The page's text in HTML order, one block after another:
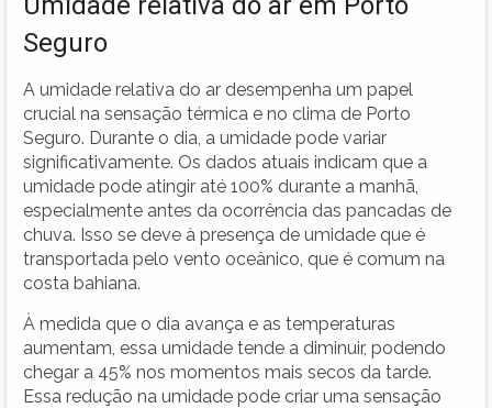
Seguro
A umidade relativa do ar desempenha um papel
crucial na sensação térmica e no clima de Porto
Seguro. Durante o dia, a umidade pode variar
significativamente. Os dados atuais indicam que a
umidade pode atingir até 100% durante a manhã,
especialmente antes da ocorrência das pancadas de
chuva. Isso se deve à presença de umidade que é
transportada pelo vento oceânico, que é comum na
costa bahiana.
À medida que o dia avança e as temperaturas
aumentam, essa umidade tende a diminuir, podendo
chegar a 45% nos momentos mais secos da tarde.
Essa redução na umidade pode criar uma sensação